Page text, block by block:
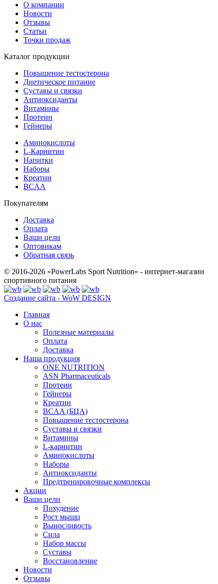
О компании
Новости
Отзывы
Статьи
Точки продаж
Каталог продукции
Повышение тестостерона
Диетическое питание
Суставы и связки
Антиоксиданты
Витамины
Протеин
Гейнеры
Аминокислоты
L-Карнитин
Напитки
Наборы
Креатин
BCAA
Покупателям
Доставка
Оплата
Ваши цели
Оптовикам
Обратная связь
© 2016-2026 «PowerLabs Sport Nutrition» - интернет-магазин
спортивного питания
Создание сайта - WoW DESIGN
Главная
О нас
Полезные материалы
Оплата
Доставка
Наша продукция
ONE NUTRITION
ASN Pharmaceuticals
Протеин
Гейнеры
Креатин
BCAA (БЦА)
Повышение тестостерона
Суставы и связки
Витамины
L-карнитин
Аминокислоты
Наборы
Антиоксиданты
Предтренировочные комплексы
Акции
Ваши цели
Похудение
Рост мышц
Выносливость
Сила
Набор массы
Суставы
Восстановление
Новости
Отзывы